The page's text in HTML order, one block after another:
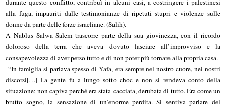
durante questo conflitto, contribuì in alcuni casi, a costringere i palestinesi
alla fuga, impauriti dalle testimonianze di ripetuti stupri e violenze sulle
donne da parte delle forze israeliane. (Salih).
A Nablus Salwa Salem trascorre parte della sua giovinezza, con il ricordo
doloroso della terra che aveva dovuto lasciare all’improvviso e la
consapevolezza di aver perso tutto e di non poter più tornare alla propria casa.
“In famiglia si parlava spesso di Yafa, era sempre nel nostro cuore, nei nostri
discorsi[…] La gente fu a lungo sotto choc e non si rendeva conto della
situazione; non capiva perché era stata cacciata, derubata di tutto. Era come un
brutto sogno, la sensazione di un’enorme perdita. Si sentiva parlare del